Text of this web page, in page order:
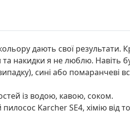
дають свої результати.
та накидки я не люблю. Навіть
сині або помаранчеві
із водою, кавою, соком.
Karcher SE4, хімію від